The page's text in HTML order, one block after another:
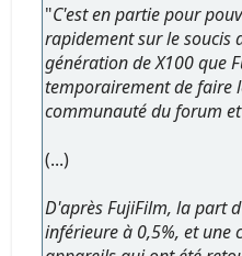
"C'est en partie pour
rapidement sur le soucis
génération de X100 que
temporairement de faire
communauté du forum et
(...)
D'après FujiFilm, la part
inférieure à 0,5%, et une